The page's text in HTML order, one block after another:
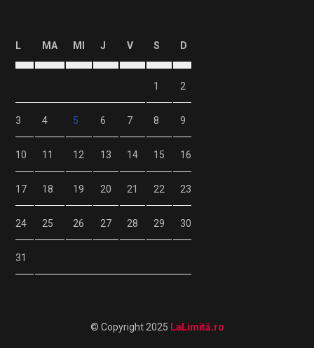
L MA MI J V S D
1 2
3 4 5 6 7 8 9
10 11 12 13 14 15 16
17 18 19 20 21 22 23
24 25 26 27 28 29 30
31
© Copyright 2025 LaLimită.ro